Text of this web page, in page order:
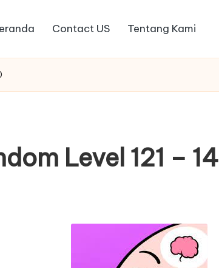
Contact US Tentang Kami
Level 121 –